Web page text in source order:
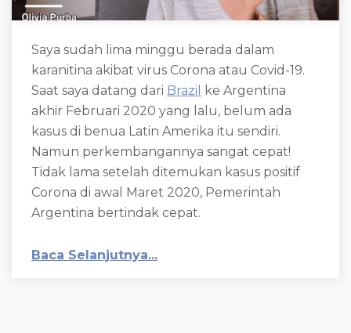
Saya sudah lima minggu berada dalam
karanitina akibat virus Corona atau Covid-19.
Saat saya datang dari Brazil
ke Argentina
akhir Februari 2020 yang lalu, belum ada
kasus di benua Latin Amerika itu sendiri.
Namun perkembangannya sangat cepat!
Tidak lama setelah ditemukan kasus positif
Corona di awal Maret 2020, Pemerintah
Argentina bertindak cepat.
Baca Selanjutnya...